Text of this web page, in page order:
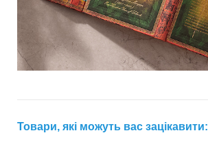
Товари, які можуть вас зацікавити: